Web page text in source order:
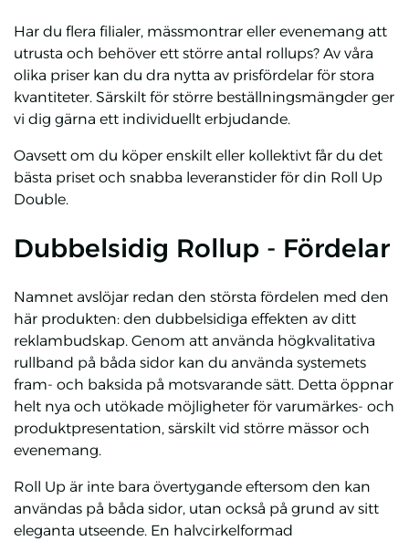
Har du flera filialer, mässmontrar eller evenemang att
utrusta och behöver ett större antal rollups? Av våra
olika priser kan du dra nytta av prisfördelar för stora
kvantiteter. Särskilt för större beställningsmängder ger
vi dig gärna ett individuellt erbjudande.
Oavsett om du köper enskilt eller kollektivt får du det
bästa priset och snabba leveranstider för din Roll Up
Double.
Dubbelsidig Rollup - Fördelar
Namnet avslöjar redan den största fördelen med den
här produkten: den dubbelsidiga effekten av ditt
reklambudskap. Genom att använda högkvalitativa
rullband på båda sidor kan du använda systemets
fram- och baksida på motsvarande sätt. Detta öppnar
helt nya och utökade möjligheter för varumärkes- och
produktpresentation, särskilt vid större mässor och
evenemang.
Roll Up är inte bara övertygande eftersom den kan
användas på båda sidor, utan också på grund av sitt
eleganta utseende. En halvcirkelformad